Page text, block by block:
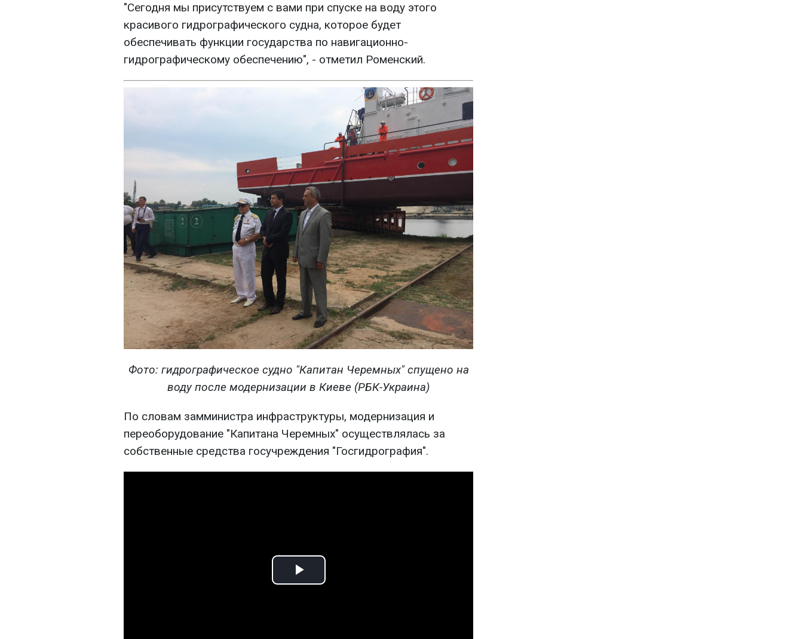
"Сегодня мы присутствуем с вами при спуске на воду этого
красивого гидрографического судна, которое будет
обеспечивать функции государства по навигационно-
гидрографическому обеспечению", - отметил Роменский.
Фото: гидрографическое судно "Капитан Черемных" спущено на
воду после модернизации в Киеве (РБК-Украина)
По словам замминистра инфраструктуры, модернизация и
переоборудование "Капитана Черемных" осуществлялась за
собственные средства госучреждения "Госгидрография".
Play